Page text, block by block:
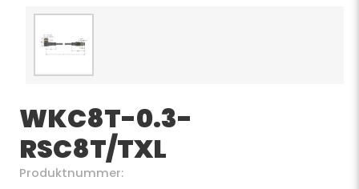
WKC8T-0.3-
RSC8T/TXL
Produktnummer: